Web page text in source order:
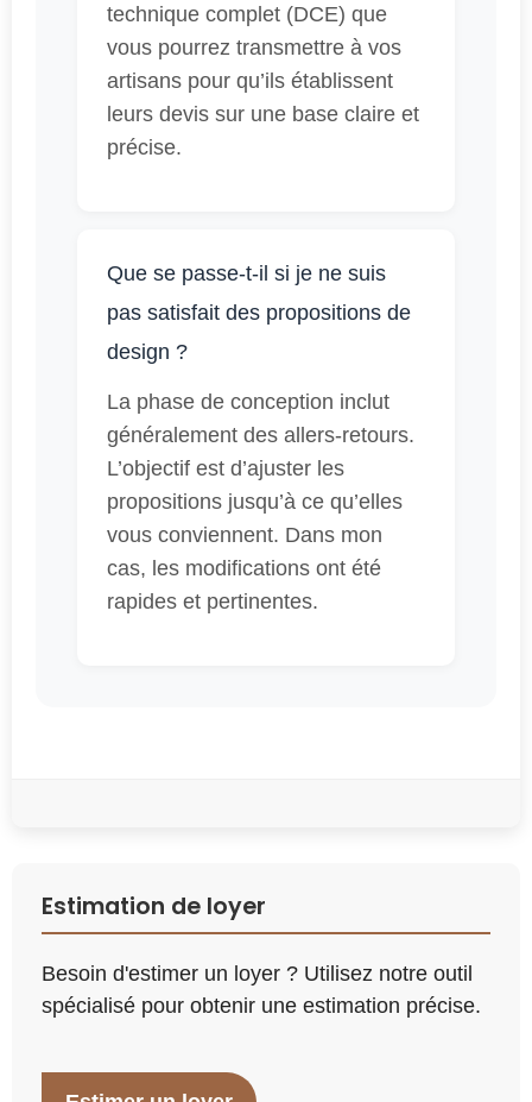
technique complet (DCE) que
vous pourrez transmettre à vos
artisans pour qu’ils établissent
leurs devis sur une base claire et
précise.
Que se passe-t-il si je ne suis
pas satisfait des propositions de
design ?
La phase de conception inclut
généralement des allers-retours.
L’objectif est d’ajuster les
propositions jusqu’à ce qu’elles
vous conviennent. Dans mon
cas, les modifications ont été
rapides et pertinentes.
Estimation de loyer
Besoin d'estimer un loyer ? Utilisez notre outil
spécialisé pour obtenir une estimation précise.